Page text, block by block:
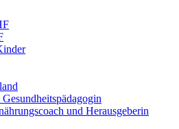
und Herausgeberin